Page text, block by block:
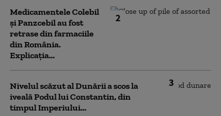
2
Medicamentele Colebil
și Panzcebil au fost
retrase din farmaciile
din România.
Explicația...
3
Nivelul scăzut al Dunării a scos la
iveală Podul lui Constantin, din
timpul Imperiului...